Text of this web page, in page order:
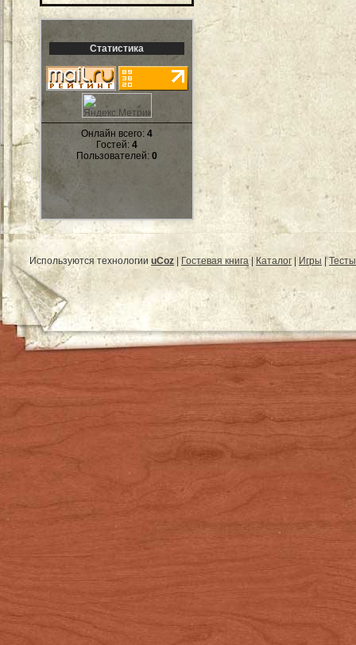
Статистика
Онлайн всего: 4
Гостей: 4
Пользователей: 0
Используются технологии uCoz Гостевая книга| Каталог Игры |Тесты